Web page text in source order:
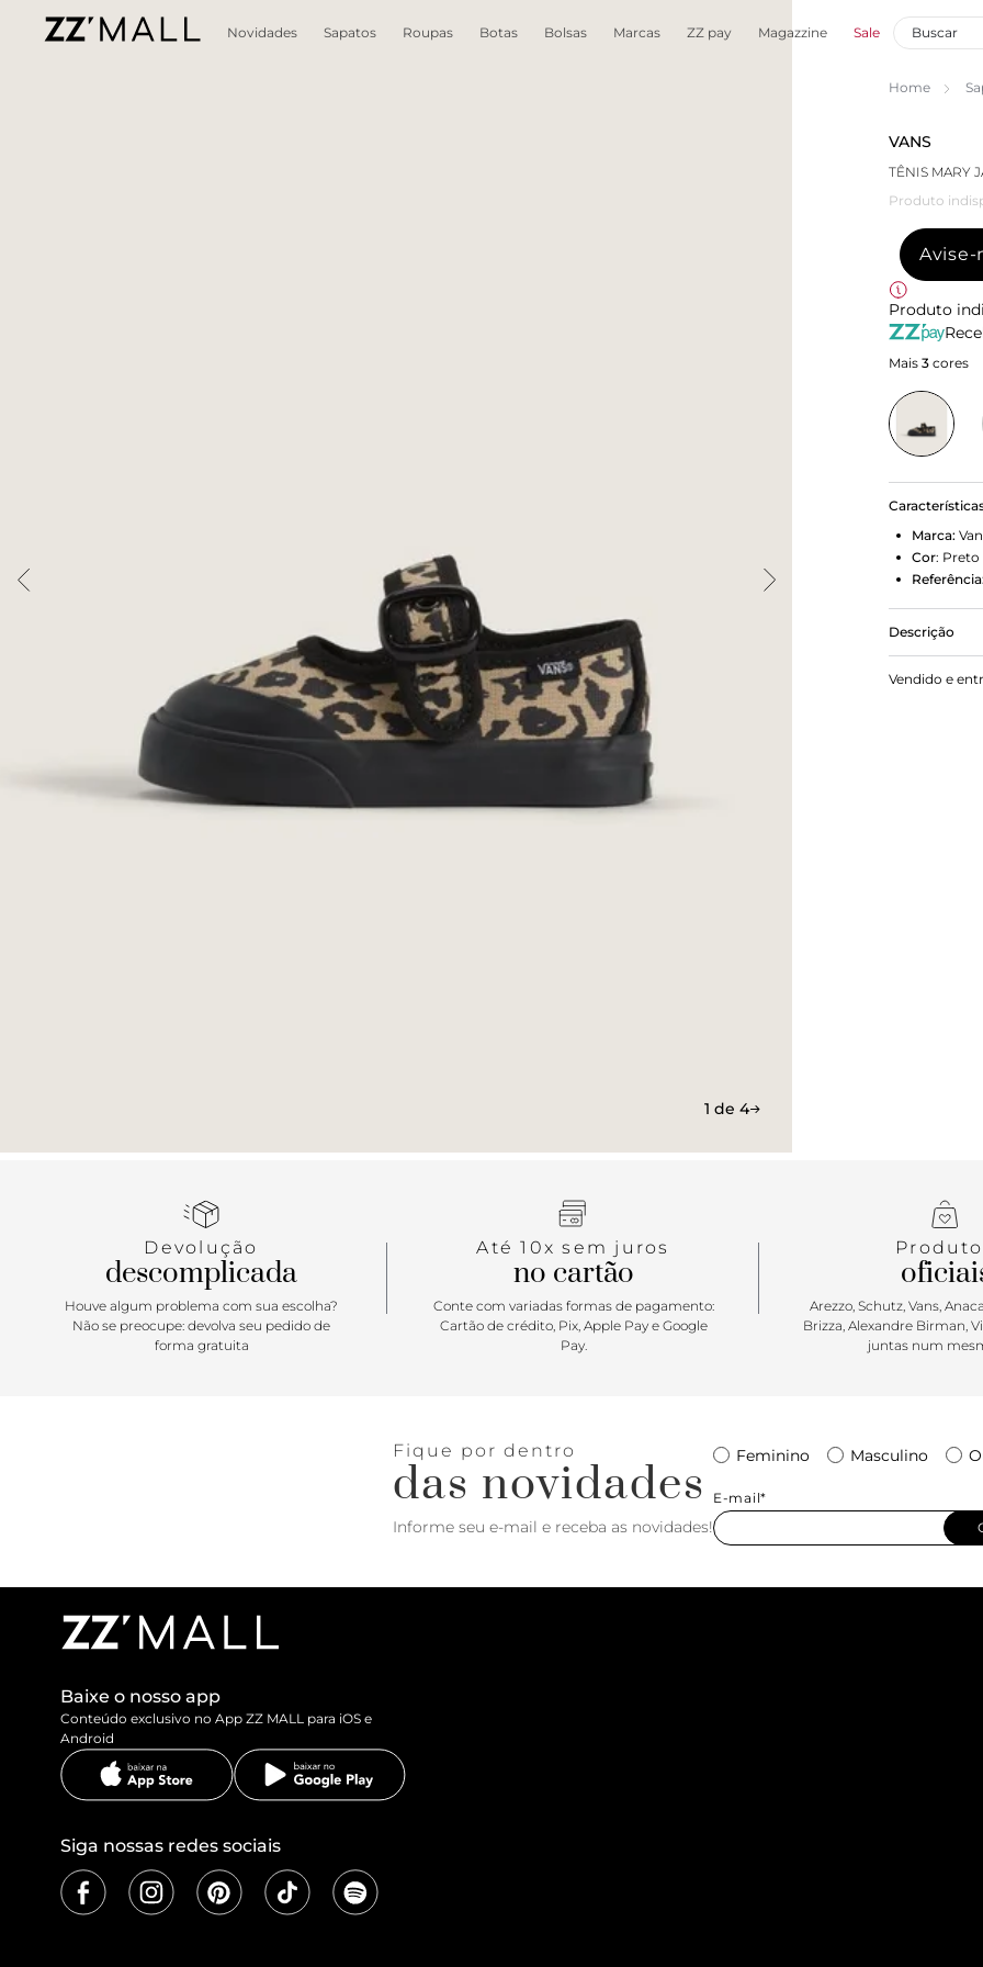
Novidades Sapatos Roupas Botas Bolsas Marcas ZZ pay Magazzine Sale
1 de 4
Home
VANS
TÊNIS MARY
Produto
Avise-
Produto
Mais 3 cores
Marca:
Cor: Preto
Referência:
Descrição
Explorando
Vendido e
Devolução
descomplicada
Houve algum problema com sua escolha?
Não se preocupe: devolva seu pedido de
forma gratuita
Até 10x sem juros
no cartão
Conte com variadas formas de pagamento:
Cartão de crédito, Pix, Apple Pay e Google
Pay.
Arezzo, Schutz, Vans,
Brizza, Alexandre Birman,
juntas num
Fique por dentro
das novidades
Informe seu e-mail e receba as novidades!
Feminino Masculino
E-mail*
Baixe o nosso app
Conteúdo exclusivo no App ZZ MALL para iOS e
Android
Siga nossas redes sociais